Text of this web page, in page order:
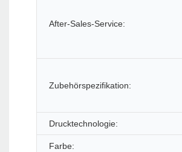
After-Sales-Service:
Zubehörspezifikation:
Drucktechnologie:
Farbe: